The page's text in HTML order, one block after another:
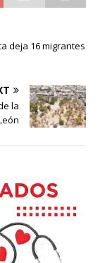
deja 16 migrantes
la